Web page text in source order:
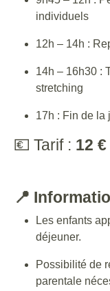
individuels
12h – 14h :
14h – 16h30 :
stretching
17h : Fin de la
💶 Tarif : 12
📍
Les enfants
déjeuner.
Possibilité de
parentale